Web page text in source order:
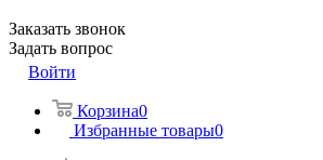
Заказать звонок
Задать вопрос
Войти
Корзина0
Избранные товары0